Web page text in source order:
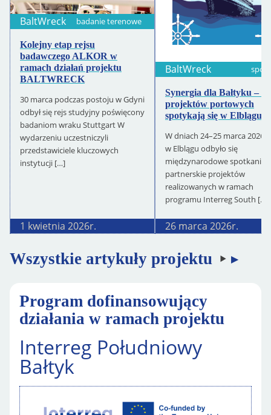
BaltWreck badanie terenowe
Kolejny etap rejsu
badawczego ALKOR w
ramach działań projektu
BALTWRECK
30 marca podczas postoju w Gdyni
odbył się rejs studyjny poświęcony
badaniom wraku Stuttgart W
wydarzeniu uczestniczyli
przedstawiciele kluczowych
instytucji […]
1 kwietnia 2026r.
BaltWreck
Synergia dla Bałtyku –
projektów portowych
spotykają się w Elblągu
W dniach 24–25 marca 2026
w Elblągu odbyło się
międzynarodowe spotkanie
partnerskie projektów
realizowanych w ramach
programu Interreg South […]
26 marca 2026r.
Wszystkie artykuły projektu
Program dofinansowujący
działania w ramach projektu
Interreg Południowy
Bałtyk